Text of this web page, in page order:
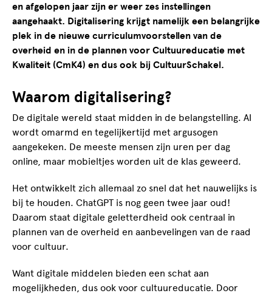
en afgelopen jaar zijn er weer zes instellingen
aangehaakt. Digitalisering krijgt namelijk een belangrijke
plek in de nieuwe curriculumvoorstellen van de
overheid en in de plannen voor Cultuureducatie met
Kwaliteit (CmK4) en dus ook bij CultuurSchakel.
Waarom digitalisering?
De digitale wereld staat midden in de belangstelling. AI
wordt omarmd en tegelijkertijd met argusogen
aangekeken. De meeste mensen zijn uren per dag
online, maar mobieltjes worden uit de klas geweerd.
Het ontwikkelt zich allemaal zo snel dat het nauwelijks is
bij te houden. ChatGPT is nog geen twee jaar oud!
Daarom staat digitale geletterdheid ook centraal in
plannen van de overheid en aanbevelingen van de raad
voor cultuur.
Want digitale middelen bieden een schat aan
mogelijkheden, dus ook voor cultuureducatie. Door